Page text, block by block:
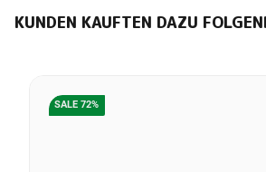
KUNDEN KAUFTEN DAZU
SALE 72%